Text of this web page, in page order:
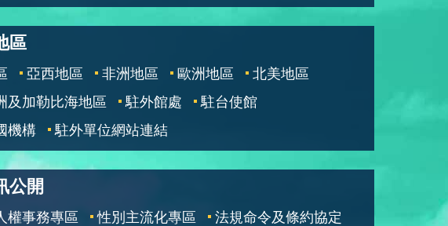
區
亞西地區 非洲地區 歐洲地區
北美地區
及加勒比海地區
駐外館處
駐台使館
機構
駐外單位網站連結
公開
權事務專區 性別主流化專區
法規命令及條約協定